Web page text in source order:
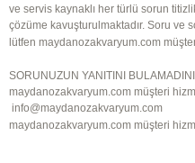
ve servis kaynaklı her türlü sorun
çözüme kavuşturulmaktadır. Soru ve
lütfen maydanozakvaryum.com
SORUNUZUN YANITINI
maydanozakvaryum.com müşteri
info@maydanozakvaryum.com
maydanozakvaryum.com müşteri